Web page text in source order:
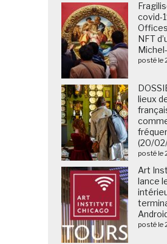
covid-
NFT
posté le
lieux
(20/
posté le
Art
lance
posté le